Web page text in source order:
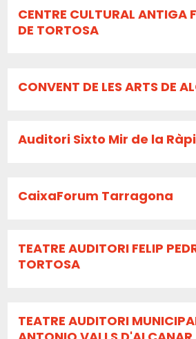
CENTRE CULTURAL ANTIGA
DE TORTOSA
CONVENT DE LES ARTS DE
Auditori Sixto Mir de la
CaixaForum Tarragona
TEATRE AUDITORI FELIP
TORTOSA
TEATRE AUDITORI